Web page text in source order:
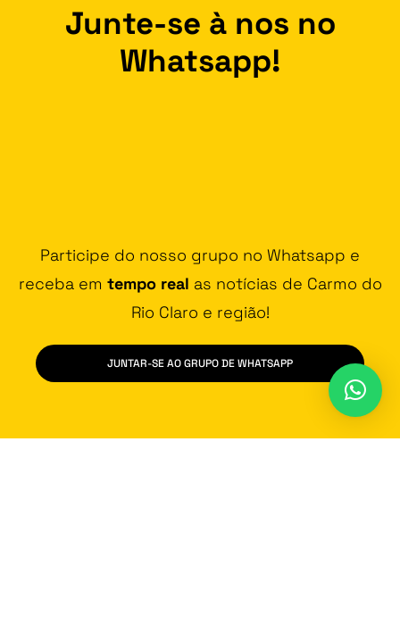
Junte-se à nos no
Whatsapp!
Participe do nosso grupo no Whatsapp e
receba em tempo real as notícias de Carmo do
Rio Claro e região!
JUNTAR-SE AO GRUPO DE WHATSAPP